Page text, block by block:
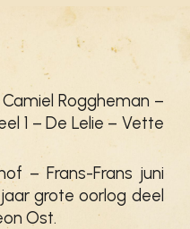
Roggheman –
1 – De Lelie – Vette
– Frans-Frans juni
grote oorlog deel
Ost.